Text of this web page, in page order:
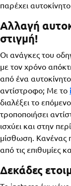
παρέχει
Αλλαγή
στιγμή!
Οι ανάγκες του
με τον χρόνο
από ένα
αντίστροφο; Με το
διαλέξει το
τροποποιήσει
ισχύει και στην
μίσθωση. Κανένας
από τις επιθυμίες
Δεκάδες